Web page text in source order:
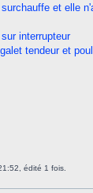
et elle
interrupteur
tendeur et
édité 1 fois.